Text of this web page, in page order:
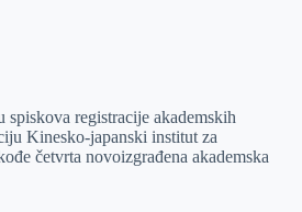
registracije akademskih
Kinesko-japanski institut za
četvrta novoizgrađena akademska